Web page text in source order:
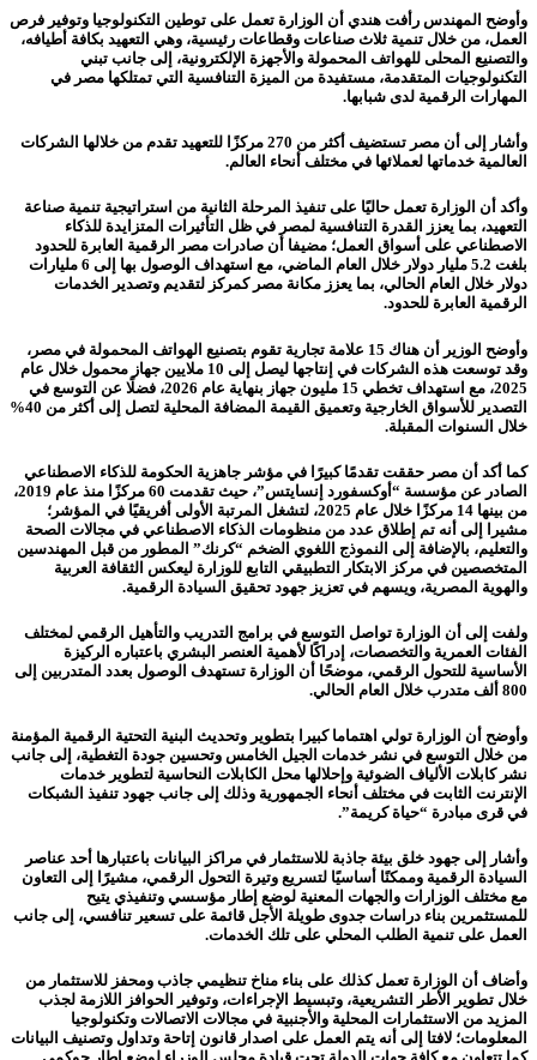
وأوضح المهندس رأفت هندي أن الوزارة تعمل على توطين التكنولوجيا وتوفير فرص
العمل، من خلال تنمية ثلاث صناعات وقطاعات رئيسية، وهي التعهيد بكافة أطيافه،
والتصنيع المحلى للهواتف المحمولة والأجهزة الإلكترونية، إلى جانب تبني
التكنولوجيات المتقدمة، مستفيدة من الميزة التنافسية التي تمتلكها مصر في
المهارات الرقمية لدى شبابها.
وأشار إلى أن مصر تستضيف أكثر من 270 مركزًا للتعهيد تقدم من خلالها الشركات
العالمية خدماتها لعملائها في مختلف أنحاء العالم.
وأكد أن الوزارة تعمل حاليًا على تنفيذ المرحلة الثانية من استراتيجية تنمية صناعة
التعهيد، بما يعزز القدرة التنافسية لمصر في ظل التأثيرات المتزايدة للذكاء
الاصطناعي على أسواق العمل؛ مضيفا أن صادرات مصر الرقمية العابرة للحدود
بلغت 5.2 مليار دولار خلال العام الماضي، مع استهداف الوصول بها إلى 6 مليارات
دولار خلال العام الحالي، بما يعزز مكانة مصر كمركز لتقديم وتصدير الخدمات
الرقمية العابرة للحدود.
وأوضح الوزير أن هناك 15 علامة تجارية تقوم بتصنيع الهواتف المحمولة في مصر،
وقد توسعت هذه الشركات في إنتاجها ليصل إلى 10 ملايين جهاز محمول خلال عام
2025، مع استهداف تخطي 15 مليون جهاز بنهاية عام 2026، فضلًا عن التوسع في
التصدير للأسواق الخارجية وتعميق القيمة المضافة المحلية لتصل إلى أكثر من 40%
خلال السنوات المقبلة.
كما أكد أن مصر حققت تقدمًا كبيرًا في مؤشر جاهزية الحكومة للذكاء الاصطناعي
الصادر عن مؤسسة “أوكسفورد إنسايتس”، حيث تقدمت 60 مركزًا منذ عام 2019،
من بينها 14 مركزًا خلال عام 2025، لتشغل المرتبة الأولى أفريقيًا في المؤشر؛
مشيرا إلى أنه تم إطلاق عدد من منظومات الذكاء الاصطناعي في مجالات الصحة
والتعليم، بالإضافة إلى النموذج اللغوي الضخم “كرنك” المطور من قبل المهندسين
المتخصصين في مركز الابتكار التطبيقي التابع للوزارة ليعكس الثقافة العربية
والهوية المصرية، ويسهم في تعزيز جهود تحقيق السيادة الرقمية.
ولفت إلى أن الوزارة تواصل التوسع في برامج التدريب والتأهيل الرقمي لمختلف
الفئات العمرية والتخصصات، إدراكًا لأهمية العنصر البشري باعتباره الركيزة
الأساسية للتحول الرقمي، موضحًا أن الوزارة تستهدف الوصول بعدد المتدربين إلى
800 ألف متدرب خلال العام الحالي.
وأوضح أن الوزارة تولي اهتماما كبيرا بتطوير وتحديث البنية التحتية الرقمية المؤمنة
من خلال التوسع في نشر خدمات الجيل الخامس وتحسين جودة التغطية، إلى جانب
نشر كابلات الألياف الضوئية وإحلالها محل الكابلات النحاسية لتطوير خدمات
الإنترنت الثابت في مختلف أنحاء الجمهورية وذلك إلى جانب جهود تنفيذ الشبكات
في قرى مبادرة “حياة كريمة”.
وأشار إلى جهود خلق بيئة جاذبة للاستثمار في مراكز البيانات باعتبارها أحد عناصر
السيادة الرقمية وممكنًا أساسيًا لتسريع وتيرة التحول الرقمي، مشيرًا إلى التعاون
مع مختلف الوزارات والجهات المعنية لوضع إطار مؤسسي وتنفيذي يتيح
للمستثمرين بناء دراسات جدوى طويلة الأجل قائمة على تسعير تنافسي، إلى جانب
العمل على تنمية الطلب المحلي على تلك الخدمات.
وأضاف أن الوزارة تعمل كذلك على بناء مناخ تنظيمي جاذب ومحفز للاستثمار من
خلال تطوير الأطر التشريعية، وتبسيط الإجراءات، وتوفير الحوافز اللازمة لجذب
المزيد من الاستثمارات المحلية والأجنبية في مجالات الاتصالات وتكنولوجيا
المعلومات؛ لافتا إلى أنه يتم العمل على اصدار قانون إتاحة وتداول وتصنيف البيانات